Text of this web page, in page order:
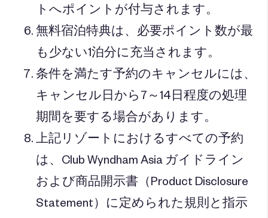
トへポイントが付与されます。
無料宿泊特典は、必要ポイント数が最
も少ない1泊分に充当されます。
条件を満たす予約のキャンセルには、
キャンセル日から7～14日程度の処理
期間を要する場合があります。
上記リゾートにおけるすべての予約
は、Club Wyndham Asia ガイドライン
および商品開示書（Product Disclosure
Statement）に定められた規則と指示